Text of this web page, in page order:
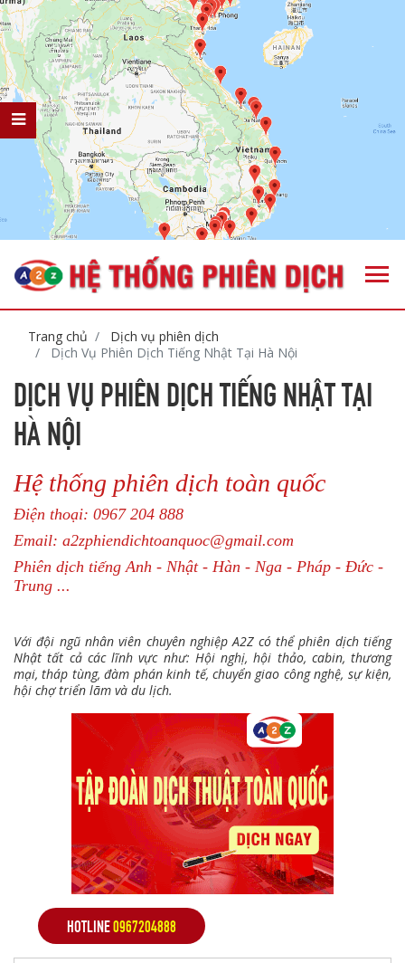
Trang chủ
Dịch vụ phiên dịch
Dịch Vụ Phiên Dịch Tiếng Nhật Tại Hà Nội
DỊCH VỤ PHIÊN DỊCH TIẾNG NHẬT TẠI
HÀ NỘI
Hệ thống phiên dịch toàn quốc
Điện thoại: 0967 204 888
Email: a2zphiendichtoanquoc@gmail.com
Phiên dịch tiếng Anh - Nhật - Hàn - Nga - Pháp - Đức -
Trung ...
Với đội ngũ nhân viên chuyên nghiệp A2Z có thể phiên dịch tiếng
Nhật tất cả các lĩnh vực như: Hội nghị, hội thảo, cabin, thương
mại, tháp tùng, đàm phán kinh tế, chuyển giao công nghệ, sự kiện,
hội chợ triển lãm và du lịch.
HOTLINE0967204888